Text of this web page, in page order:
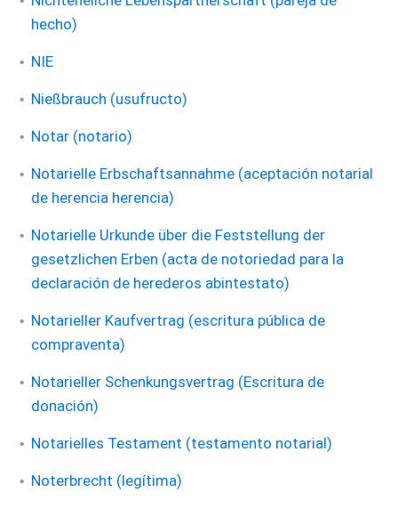
hecho)
NIE
Nießbrauch (usufructo)
Notar (notario)
Notarielle Erbschaftsannahme (aceptación notarial
de herencia herencia)
Notarielle Urkunde über die Feststellung der
gesetzlichen Erben (acta de notoriedad para la
declaración de herederos abintestato)
Notarieller Kaufvertrag (escritura pública de
compraventa)
Notarieller Schenkungsvertrag (Escritura de
donación)
Notarielles Testament (testamento notarial)
Noterbrecht (legítima)